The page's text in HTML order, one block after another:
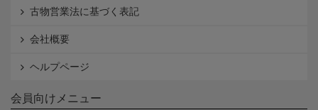
古物営業法に基づく表記
会社概要
ヘルプページ
会員向けメニュー